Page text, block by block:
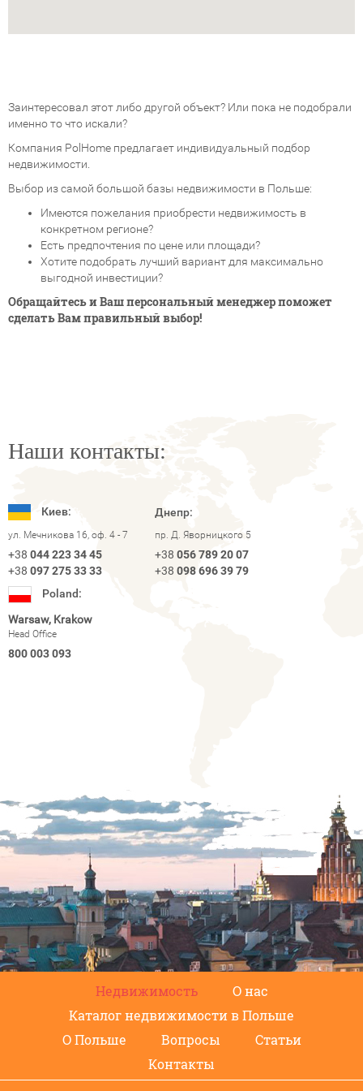
Заинтересовал этот либо другой объект? Или пока не подобрали
именно то что искали?
Компания PolHome предлагает индивидуальный подбор
недвижимости.
Выбор из самой большой базы недвижимости в Польше:
Имеются пожелания приобрести недвижимость в
конкретном регионе?
Есть предпочтения по цене или площади?
Хотите подобрать лучший вариант для максимально
выгодной инвестиции?
Обращайтесь и Ваш персональный менеджер поможет
сделать Вам правильный выбор!
Наши контакты:
Киев:
ул. Мечникова 16, оф. 4 - 7
+38 044 223 34 45
+38 097 275 33 33
Днепр:
пр. Д. Яворницкого 5
+38 056 789 20 07
+38 098 696 39 79
Poland:
Warsaw, Krakow
Head Office
800 003 093
Недвижимость
О нас
Каталог недвижимости в Польше
О Польше
Вопросы
Статьи
Контакты